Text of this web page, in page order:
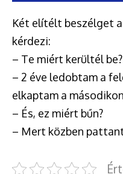
Két elítélt beszélget
kérdezi:
– Te miért kerültél be?
– 2 éve ledobtam a
elkaptam a
– És, ez miért bűn?
– Mert közben